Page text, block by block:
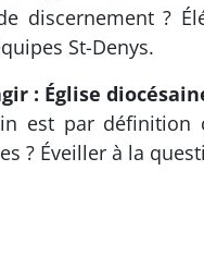
discernement ?
St-Denys.
: Église
est par définition
? Éveiller à la